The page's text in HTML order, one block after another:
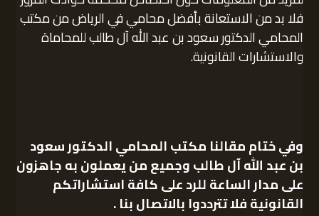
فلا بد من الاستعانة بأفضل محامي في الرياض من مكتب
المحامي الدكتور سعود بن عبد الله آل طالب للمحاماة
والاستشارات القانونية.
وفي ختام مقالنا مكتب المحامي الدكتور سعود
بن عبد الله آل طالبوجميع من يعملون به جاهزون
على مدار الساعة للرد على كافة استشاراتكم
القانونية فلا تترددوا بالاتصال بنا .